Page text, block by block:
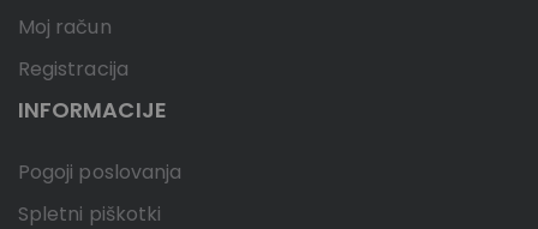
Moj račun
Registracija
INFORMACIJE
Pogoji poslovanja
Spletni piškotki